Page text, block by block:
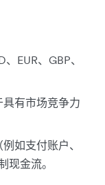
EUR、GBP、
有市场竞争力
如支付账户、
金流。